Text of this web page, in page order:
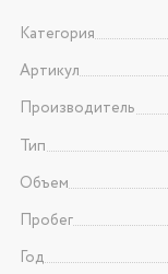
Категория
Артикул
Производитель
Тип
Объем
Пробег
Год